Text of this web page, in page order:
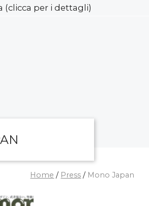
(clicca per i dettagli)
Home / Press / Mono Japan